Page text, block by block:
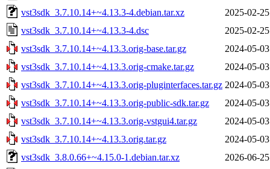
vst3sdk_3.7.10.14+~4.13.3-4.debian.tar.xz
2025-02-
vst3sdk_3.7.10.14+~4.13.3-4.dsc
2025-02-
vst3sdk_3.7.10.14+~4.13.3.orig-base.tar.gz
2024-05-
vst3sdk_3.7.10.14+~4.13.3.orig-cmake.tar.gz
2024-05-
vst3sdk_3.7.10.14+~4.13.3.orig-pluginterfaces.tar.gz 2024-05-
vst3sdk_3.7.10.14+~4.13.3.orig-public-sdk.tar.gz
2024-05-
vst3sdk_3.7.10.14+~4.13.3.orig-vstgui4.tar.gz
2024-05-
vst3sdk_3.7.10.14+~4.13.3.orig.tar.gz
2024-05-
vst3sdk_3.8.0.66+~4.15.0-1.debian.tar.xz
2026-06-